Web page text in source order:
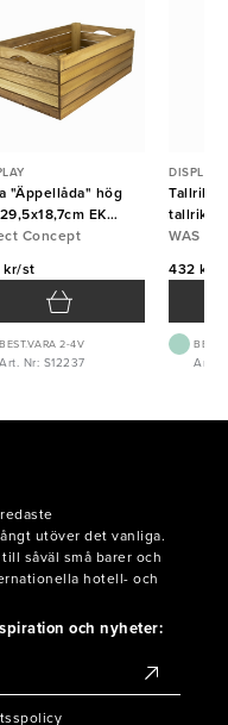
"Äppellåda" hög
EK
Concept
kr/st
BEST.VARA 2-4V
Art. Nr: S12237
DISPLAY
tallrikar
WAS
WAS
432 kr/
Art.
utöver det vanliga.
såväl små barer och
hotell- och
och nyheter: